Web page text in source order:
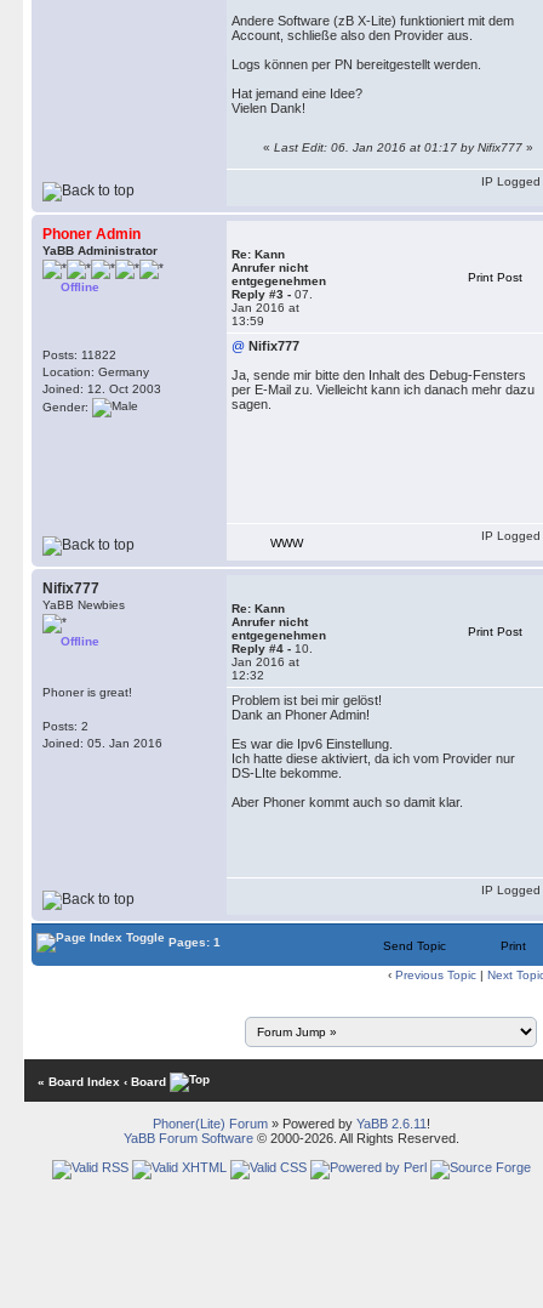
Andere Software (zB X-Lite) funktioniert mit dem
Account, schließe also den Provider aus.
Logs können per PN bereitgestellt werden.
Hat jemand eine Idee?
Vielen Dank!
«Last Edit: 06. Jan 2016 at 01:17 by Nifix777 »
IP Logged
Phoner Admin
YaBB Administrator
Offline
Posts: 11822
Location: Germany
Joined: 12. Oct 2003
Gender:
Re: Kann
Anrufer nicht
entgegenehmen
Reply #3 - 07.
Jan 2016 at
13:59
Print Post
@ Nifix777
Ja, sende mir bitte den Inhalt des Debug-Fensters
per E-Mail zu. Vielleicht kann ich danach mehr dazu
sagen.
WWW
IP Logged
Nifix777
YaBB Newbies
Offline
Phoner is great!
Posts: 2
Joined: 05. Jan 2016
Re: Kann
Anrufer nicht
entgegenehmen
Reply #4 - 10.
Jan 2016 at
12:32
Print Post
Problem ist bei mir gelöst!
Dank an Phoner Admin!
Es war die Ipv6 Einstellung.
Ich hatte diese aktiviert, da ich vom Provider nur
DS-LIte bekomme.
Aber Phoner kommt auch so damit klar.
IP Logged
Pages: 1 Send Topic Print
‹ Previous Topic | Next
« Board Index ‹ Board
Phoner(Lite) Forum» Powered by YaBB 2.6.11 !
YaBB Forum Software© 2000-2026. All Rights Reserved.